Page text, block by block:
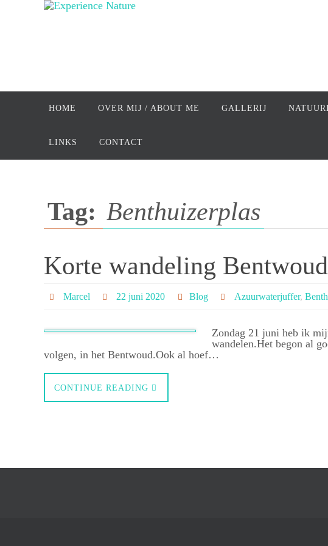
HOME OVER MIJ / ABOUT ME GALLERIJ
LINKS CONTACT
Tag: Benthuizerplas
Korte wandeling Bentwoud
Marcel 22 juni 2020 Blog Azuurwaterjuffer,
Zondag 21 juni heb ik
wandelen.Het begon al
volgen, in het Bentwoud.Ook al hoef…
CONTINUE READING